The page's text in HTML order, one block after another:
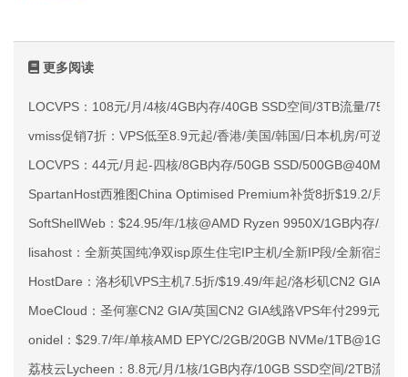
更多阅读
LOCVPS：108元/月/4核/4GB内存/40GB SSD空间/3TB流量/
vmiss促销7折：VPS低至8.9元起/香港/美国/韩国/日本机房/可选
LOCVPS：44元/月起-四核/8GB内存/50GB SSD/
SpartanHost西雅图China Optimised Premium补货8折$19.2/月起
SoftShellWeb：$24.95/年/1核@AMD Ryzen 9950X/1GB内存/
lisahost：全新英国纯净双isp原生住宅IP主机/全新IP段/全新宿主机
HostDare：洛杉矶VPS主机7.5折/$19.49/年起/洛杉矶CN2 GIA/日
MoeCloud：圣何塞CN2 GIA/英国CN2 GIA线路VPS年付299元起
onidel：$29.7/年/单核AMD EPYC/2GB/20GB NVMe/
荔枝云Lycheen：8.8元/月/1核/1GB内存/10GB SSD空间/2TB流量